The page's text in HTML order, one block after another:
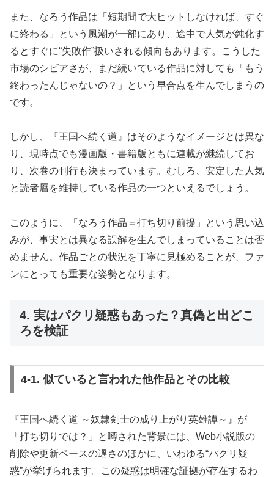
また、なろう作品は「短期間で大ヒットしなければ、すぐ
に終わる」という風潮が一部にあり、途中で人気が鈍化す
るとすぐに“失敗作”扱いされる傾向もあります。こうした
市場のシビアさが、まだ続いている作品に対しても「もう
終わったんじゃないの？」という早合点を生んでしまうの
です。
しかし、『王国へ続く道』はそのようなイメージとは異な
り、現時点でも漫画版・書籍版ともに連載が継続してお
り、次巻の刊行も決まっています。むしろ、安定した人気
と読者層を維持している作品の一つといえるでしょう。
このように、「なろう作品＝打ち切り前提」という思い込
みが、事実とは異なる誤解を生んでしまっていることは否
めません。作品ごとの状況を丁寧に見極めることが、ファ
ンにとっても重要な姿勢となります。
4. 実はパクリ疑惑もあった？真偽と出どこ
ろを検証
4-1. 似ていると言われた他作品とその比較
『王国へ続く道 ～奴隷剣士の成り上がり英雄譚～』が
「打ち切りでは？」と噂された背景には、Web小説版の
削除や更新ペースの遅さのほかに、いわゆる“パクリ疑
惑”が挙げられます。この疑惑は明確な証拠が存在するわ